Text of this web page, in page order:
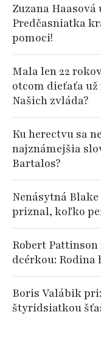
Zuzana
Predčasniatka
pomoci!
Mala len 22
otcom dieťaťa
Našich zvláda?
Ku herectvu sa
najznámejšia
Bartalos?
Nenásytná
priznal, koľko
Robert Pattinson
dcérkou: Rodina
Boris Valábik
štyridsiatkou